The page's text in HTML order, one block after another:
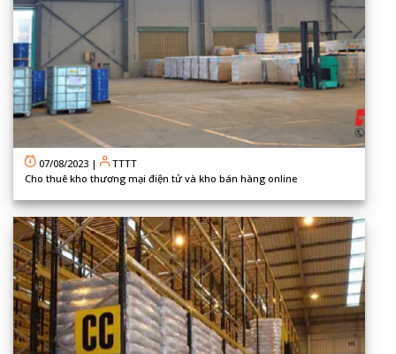
07/08/2023 |
TTTT
Cho thuê kho thương mại điện tử và kho bán hàng online